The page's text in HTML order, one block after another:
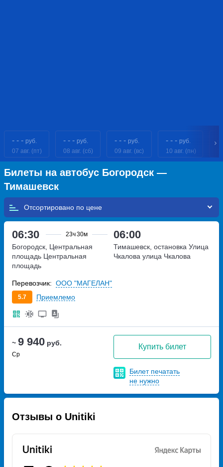
- - - руб.
07 авг. (пт)
- - - руб.
08 авг. (сб)
- - - руб.
09 авг. (вс)
- - - руб.
10 авг. (пн)
Билеты на автобус Богородск —
Тимашевск
Отсортировано по
06:30 23ч30м 06:00
~ 9 940 руб.
Ср
Купить билет
Билет печатать
не нужно
Богородск, Центральная
площадь Центральная
площадь
Тимашевск, остановка Улица
Чкалова улица Чкалова
5.7 Приемлемо
Перевозчик: ООО "МАГЕЛАН"
Отзывы о Unitiki